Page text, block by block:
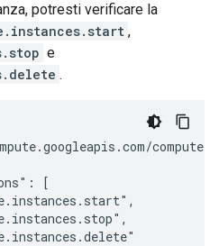
potresti verificare la
,
e
.
[